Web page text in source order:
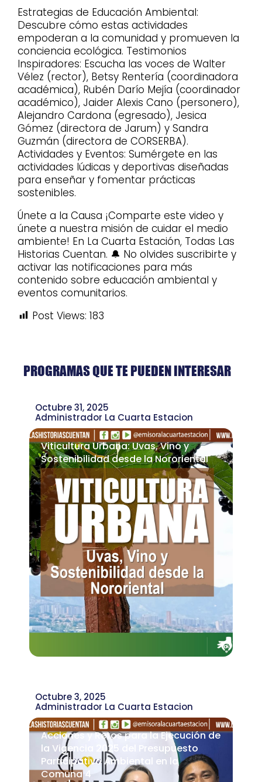
Estrategias de Educación Ambiental:
Descubre cómo estas actividades
empoderan a la comunidad y promueven la
conciencia ecológica. Testimonios
Inspiradores: Escucha las voces de Walter
Vélez (rector), Betsy Rentería (coordinadora
académica), Rubén Darío Mejía (coordinador
académico), Jaider Alexis Cano (personero),
Alejandro Cardona (egresado), Jesica
Gómez (directora de Jarum) y Sandra
Guzmán (directora de CORSERBA).
Actividades y Eventos: Sumérgete en las
actividades lúdicas y deportivas diseñadas
para enseñar y fomentar prácticas
sostenibles.
Únete a la Causa ¡Comparte este video y
únete a nuestra misión de cuidar el medio
ambiente! En La Cuarta Estación, Todas Las
Historias Cuentan. 🔔 No olvides suscribirte y
activar las notificaciones para más
contenido sobre educación ambiental y
eventos comunitarios.
Post Views: 183
PROGRAMAS QUE TE PUEDEN INTERESAR
Octubre 31, 2025
Administrador La Cuarta Estacion
Viticultura Urbana: Uvas, Vino y
Sostenibilidad desde la Nororiental
Octubre 3, 2025
Administrador La Cuarta Estacion
Acciones y Retos para la Ejecución de
la Vigencia 2025 del Presupuesto
Participativo Ambiental en la
Comuna 4